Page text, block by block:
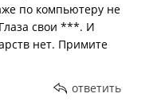
по компьютеру не
свои ***. И
нет. Примите
ответить